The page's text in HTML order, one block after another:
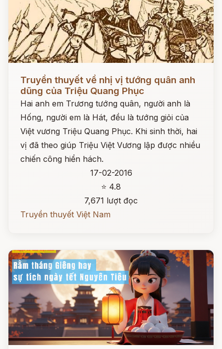
Đọc ngay
Truyền thuyết về nhị vị tướng quân anh
dũng của Triệu Quang Phục
Hai anh em Trương tướng quân, người anh là
Hống, người em là Hát, đều là tướng giỏi của
Việt vương Triệu Quang Phục. Khi sinh thời, hai
vị đã theo giúp Triệu Việt Vương lập được nhiều
chiến công hiển hách.
17-02-2016
⭐ 4.8
7,671 lượt đọc
Truyền thuyết Việt Nam